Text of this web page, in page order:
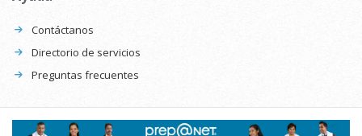
Contáctanos
Directorio de servicios
Preguntas frecuentes